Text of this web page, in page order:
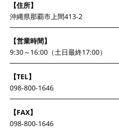
【住所】
沖縄県那覇市上間413-2
【営業時間】
9:30～16:00（土日最終17:00）
【TEL】
098-800-1646
【FAX】
098-800-1646